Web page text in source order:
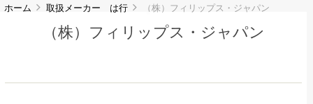
ホーム 取扱メーカー は行 （株）フィリップス・ジャパン
（株）フィリップス・ジャパン